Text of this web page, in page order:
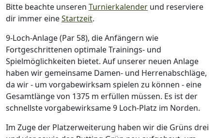
Bitte beachte unseren Turnierkalender und reserviere
dir immer eineStartzeit.
9-Loch-Anlage (Par 58), die Anfängern wie
Fortgeschrittenen optimale Trainings- und
Spielmöglichkeiten bietet. Auf unserer neuen Anlage
haben wir gemeinsame Damen- und Herrenabschläge,
da wir - um vorgabewirksam spielen zu können - eine
Gesamtlänge von 1375 m erfüllen müssen. Es ist der
schnellste vorgabewirksame 9 Loch-Platz im Norden.
Im Zuge der Platzerweiterung haben wir die Grüns drei